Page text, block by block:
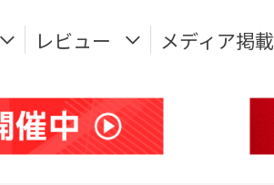
レビュー メディア掲載